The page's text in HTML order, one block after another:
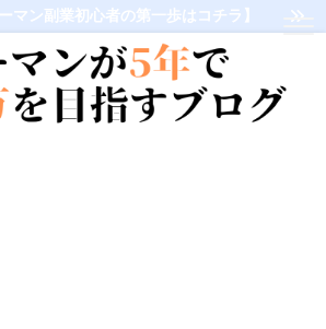
マン副業初心者の第一歩はコチラ】